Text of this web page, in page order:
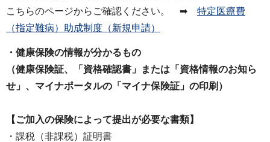
こちらのページからご確認ください。 ➡ 特定医療費
（指定難病）助成制度（新規申請）
・健康保険の情報が分かるもの
（健康保険証、「資格確認書」または「資格情報のお知ら
せ」、マイナポータルの「マイナ保険証」の印刷）
【ご加入の保険によって提出が必要な書類】
・課税（非課税）証明書